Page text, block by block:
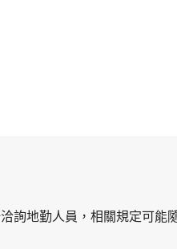
詢地勤人員，相關規定可能